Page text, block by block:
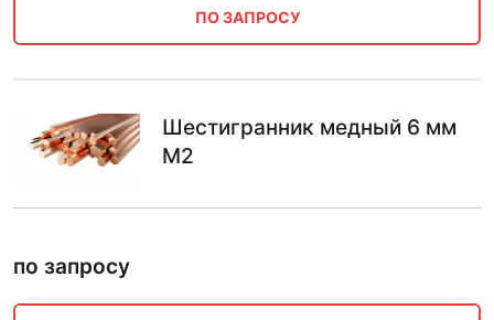
ПО ЗАПРОСУ
Шестигранник медный 6 мм
М2
по запросу